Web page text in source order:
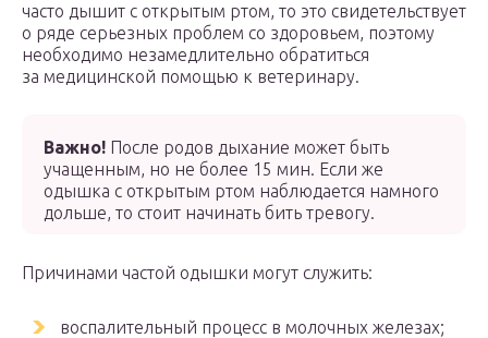
часто дышит с открытым ртом, то это свидетельствует
о ряде серьезных проблем со здоровьем, поэтому
необходимо незамедлительно обратиться
за медицинской помощью к ветеринару.
Важно! После родов дыхание может быть
учащенным, но не более 15 мин. Если же
одышка с открытым ртом наблюдается намного
дольше, то стоит начинать бить тревогу.
Причинами частой одышки могут служить:
воспалительный процесс в молочных железах;